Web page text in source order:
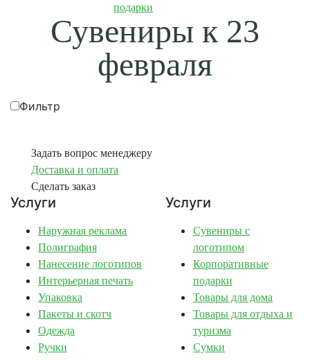
подарки
Сувениры к 23
февраля
Фильтр
Задать вопрос менеджеру
Доставка и оплата
Сделать заказ
Услуги
Наружная реклама
Полиграфия
Нанесение логотипов
Интерьерная печать
Упаковка
Пакеты и скотч
Одежда
Ручки
Услуги
Сувениры с
логотипом
Корпоративные
подарки
Товары для дома
Товары для отдыха и
туризма
Сумки